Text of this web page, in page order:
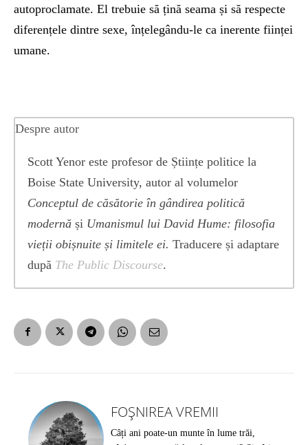
autoproclamate. El trebuie să țină seama și să respecte
diferențele dintre sexe, înțelegându-le ca inerente ființei
umane.
Despre autor
Scott Yenor este profesor de Științe politice la
Boise State University, autor al volumelor
Conceptul de căsătorie în gândirea politică
modernă și Umanismul lui David Hume: filosofia
vieții obișnuite și limitele ei. Traducere și adaptare
după The Public Discourse.
FOȘNIREA VREMII
Câți ani poate-un munte în lume trăi,